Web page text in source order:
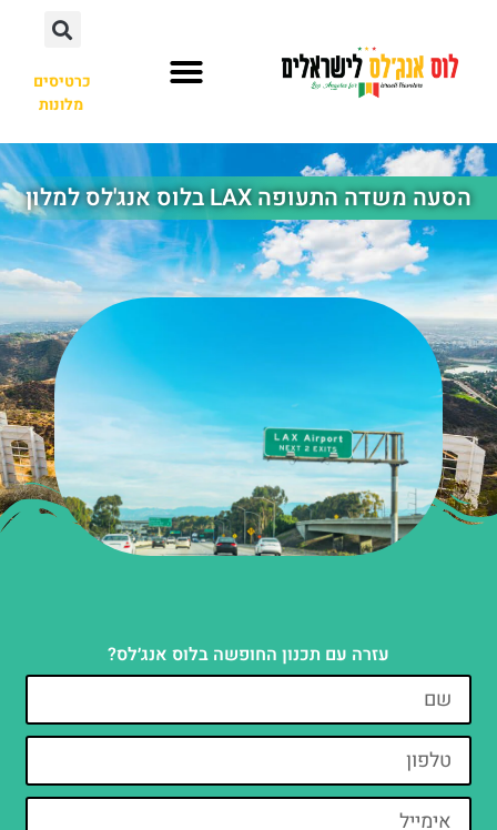
כרטיסים
מלונות
הסעה משדה התעופה LAX בלוס אנג'לס למלון
עזרה עם תכנון החופשה בלוס אנג׳לס?